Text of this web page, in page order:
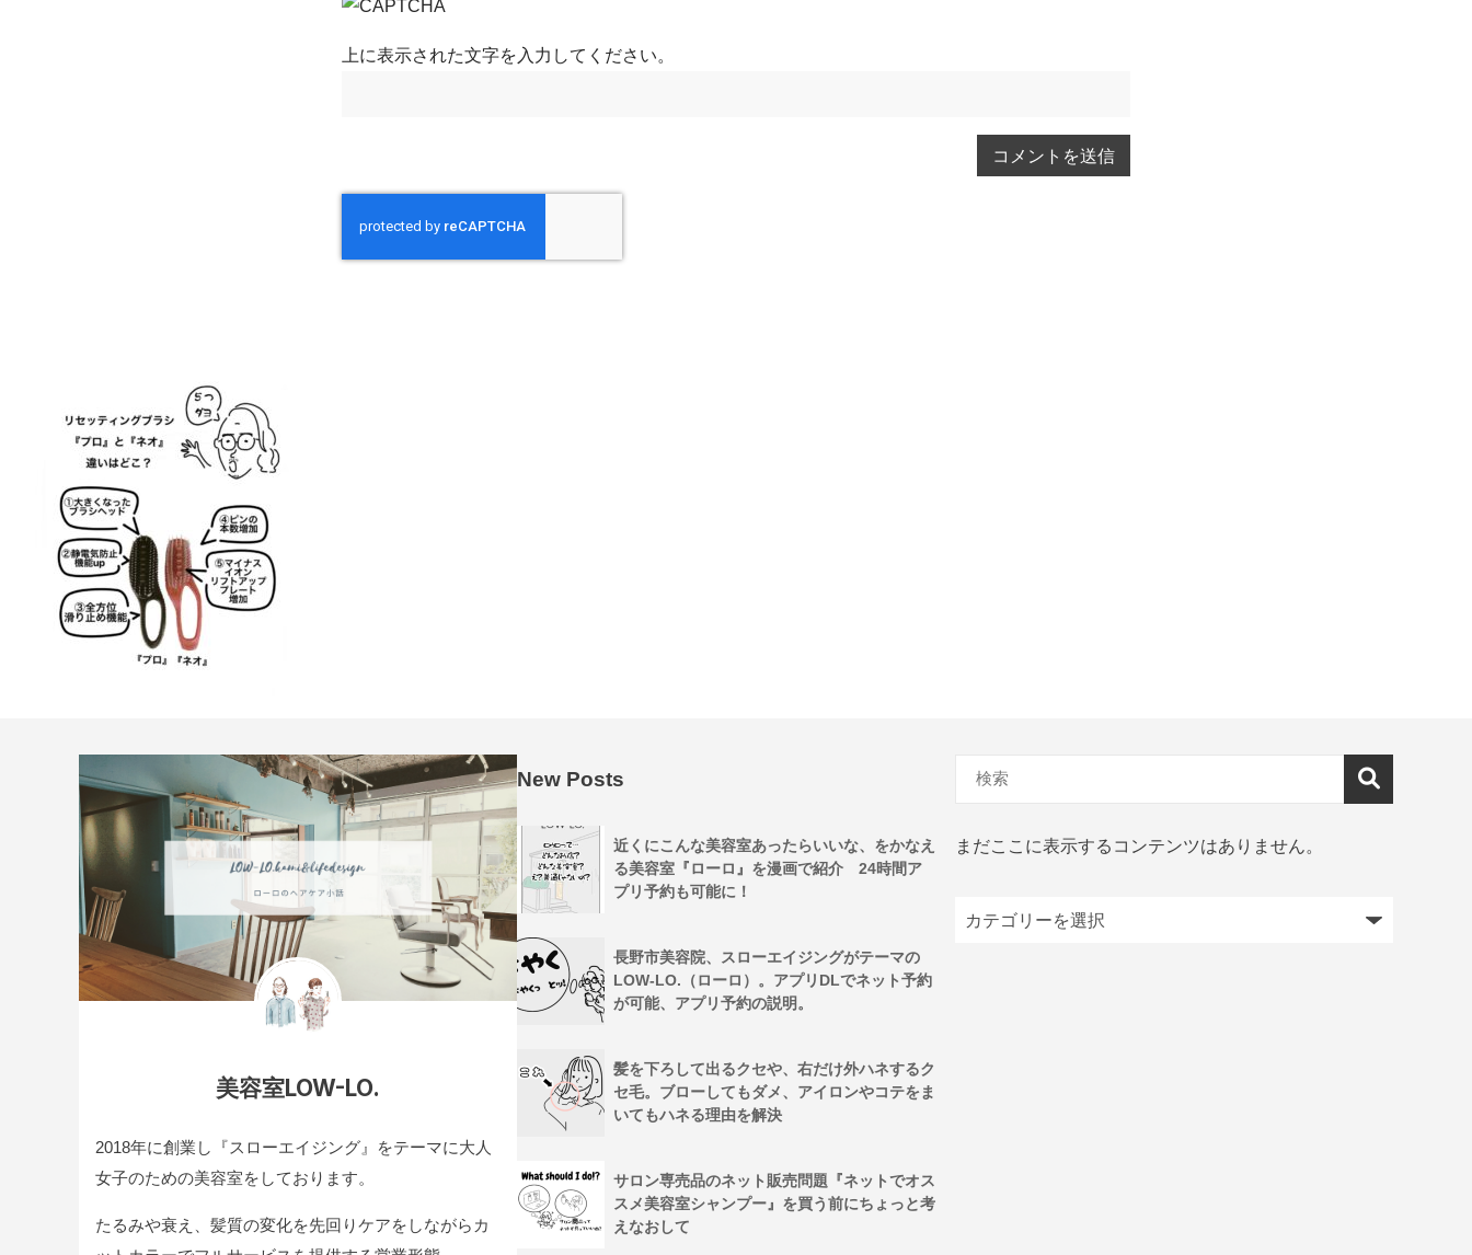
上に表示された文字を入力してください。
美容室LOW-LO.
2018年に創業し『スローエイジング』をテーマに大人
女子のための美容室をしております。
たるみや衰え、髪質の変化を先回りケアをしながらカ
New Posts
近くにこんな美容室あったらいいな、をかなえ
る美容室『ローロ』を漫画で紹介 24時間ア
プリ予約も可能に！
長野市美容院、スローエイジングがテーマの
LOW-LO.（ローロ）。アプリDLでネット予約
が可能、アプリ予約の説明。
髪を下ろして出るクセや、右だけ外ハネするク
セ毛。ブローしてもダメ、アイロンやコテをま
いてもハネる理由を解決
サロン専売品のネット販売問題『ネットでオス
スメ美容室シャンプー』を買う前にちょっと考
えなおして
まだここに表示するコンテンツはありません。